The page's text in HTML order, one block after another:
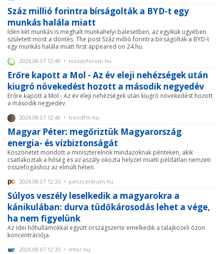
Száz millió forintra bírságolták a BYD-t egy
munkás halála miatt
Idén két munkás is meghalt munkahelyi balesetben, az egyikük ügyében
született most a döntés. The post Száz millió forintra bírságolták a BYD-t
egy munkás halála miatt first appeared on 24.hu.
2026.08.07 12:40 • tozsdeforum.hu
Erőre kapott a Mol - Az év eleji nehézségek után
kiugró növekedést hozott a második negyedév
Erőre kapott a Mol - Az év eleji nehézségek után kiugró növekedést hozott
a második negyedév
2026.08.07 12:40 • trendfm.hu
Magyar Péter: megőriztük Magyarország
energia- és vízbiztonságát
Köszönetet mondott a miniszterelnök mindazoknak pénteken, akik
csatlakoztak a hőség és az aszály okozta helyzet miatti példátlan nemzeti
összefogáshoz az elmúlt héten.
2026.08.07 12:35 • penzcentrum.hu
Súlyos veszély leselkedik a magyarokra a
kánikulában: durva tüdőkárosodás lehet a vége,
ha nem figyelünk
Az idei hőhullámokkal együtt országszerte emelkedik a talajközeli ózon
koncentrációja.
2026.08.07 12:35 • mfor.hu